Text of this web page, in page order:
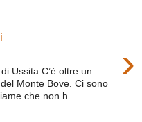
›
Ussita C’è oltre un
Monte Bove. Ci sono
che non h...